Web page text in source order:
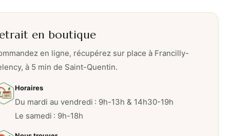
en boutique
en ligne, récupérez sur place à Francilly-
à 5 min de Saint-Quentin.
Horaires
Du mardi au vendredi : 9h-13h & 14h30-19h
Le samedi : 9h-18h